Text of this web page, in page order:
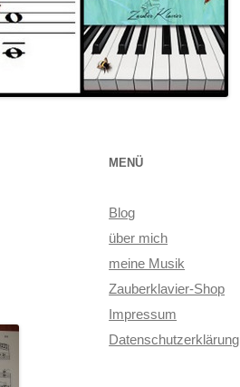
MENÜ
Blog
über mich
meine Musik
Zauberklavier-Shop
Impressum
Datenschutzerklärung